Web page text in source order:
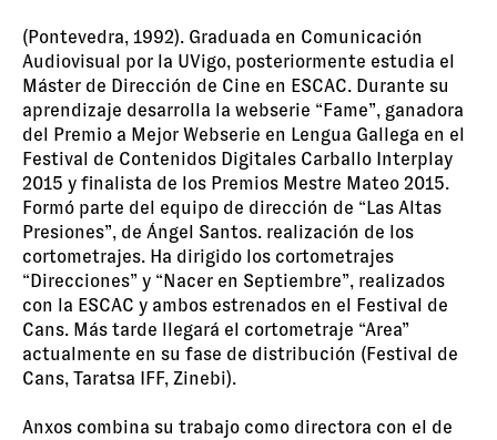
(Pontevedra, 1992). Graduada en Comunicación
Audiovisual por la UVigo, posteriormente estudia el
Máster de Dirección de Cine en ESCAC. Durante su
aprendizaje desarrolla la webserie “Fame”, ganadora
del Premio a Mejor Webserie en Lengua Gallega en el
Festival de Contenidos Digitales Carballo Interplay
2015 y finalista de los Premios Mestre Mateo 2015.
Formó parte del equipo de dirección de “Las Altas
Presiones”, de Ángel Santos. realización de los
cortometrajes. Ha dirigido los cortometrajes
“Direcciones” y “Nacer en Septiembre”, realizados
con la ESCAC y ambos estrenados en el Festival de
Cans. Más tarde llegará el cortometraje “Area”
actualmente en su fase de distribución (Festival de
Cans, Taratsa IFF, Zinebi).
Anxos combina su trabajo como directora con el de